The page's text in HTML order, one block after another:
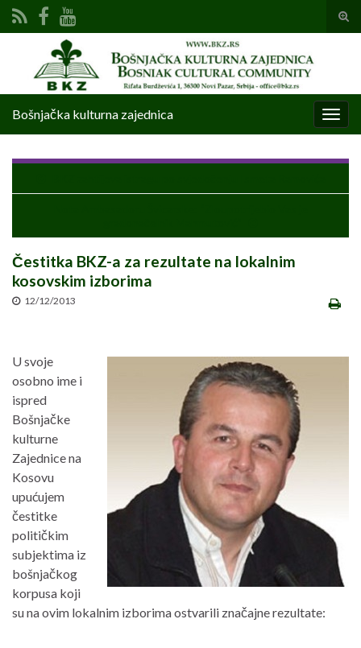
Bošnjačka kulturna zajednica
Čestitka BKZ-a za rezultate na lokalnim
kosovskim izborima
12/12/2013
U svoje
osobno ime i
ispred
Bošnjačke
kulturne
Zajednice na
Kosovu
upućujem
čestitke
političkim
subjektima iz
bošnjačkog
korpusa koji
su na ovim lokalnim izborima ostvarili značajne rezultate: